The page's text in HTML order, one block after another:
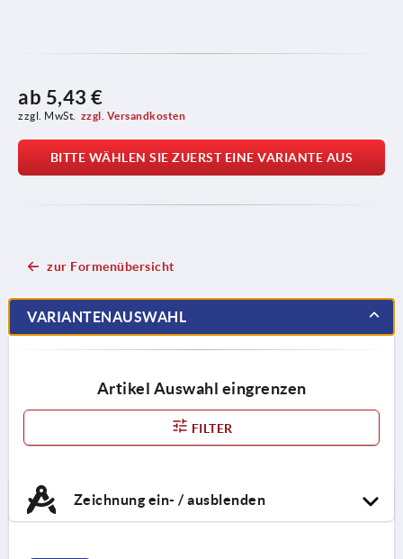
ab 5,43 €
zzgl. MwSt. zzgl. Versandkosten
BITTE WÄHLEN SIE ZUERST EINE VARIANTE AUS
zur Formenübersicht
VARIANTENAUSWAHL
Artikel Auswahl eingrenzen
FILTER
Zeichnung ein- / ausblenden